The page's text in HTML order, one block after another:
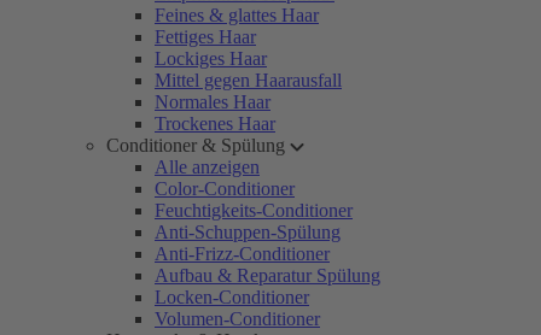
Feines & glattes Haar
Fettiges Haar
Lockiges Haar
Mittel gegen Haarausfall
Normales Haar
Trockenes Haar
Conditioner & Spülung
Alle anzeigen
Color-Conditioner
Feuchtigkeits-Conditioner
Anti-Schuppen-Spülung
Anti-Frizz-Conditioner
Aufbau & Reparatur Spülung
Locken-Conditioner
Volumen-Conditioner